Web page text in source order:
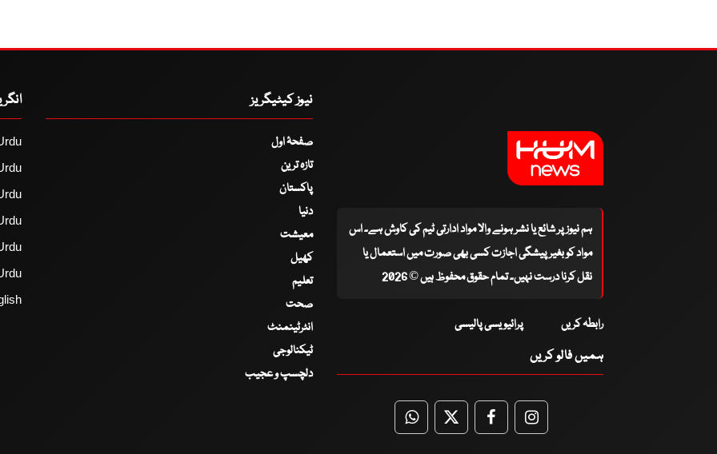
ہم نیوز پر شائع یا نشر ہونے والا مواد ادارتی ٹیم کی کاوش ہے۔ اس
مواد کو بغیر پیشگی اجازت کسی بھی صورت میں استعمال یا
نقل کرنا درست نہیں۔ تمام حقوق محفوظ ہیں © 2026
رابطہ کریں پرائیویسی پالیسی
ہمیں فالو کریں
WhatsApp
TwitterFacebookFacebook
نیوز کیٹیگریز
صفحۂ اول
تازہ ترین
پاکستان
دنیا
معیشت
کھیل
تعلیم
صحت
انٹرٹینمنٹ
ٹیکنالوجی
دلچسپ و عجیب